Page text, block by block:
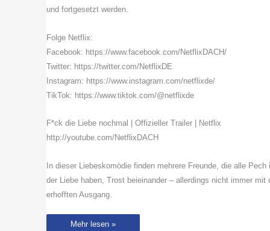
und fortgesetzt werden.
Folge Netflix:
Facebook: https://www.facebook.com/NetflixDACH/
Twitter: https://twitter.com/NetflixDE
Instagram: https://www.instagram.com/netflixde/
TikTok: https://www.tiktok.com/@netflixde
F*ck die Liebe nochmal | Offizieller Trailer | Netflix
http://youtube.com/NetflixDACH
In dieser Liebeskomödie finden mehrere Freunde, die alle Pech
der Liebe haben, Trost beieinander – allerdings nicht immer mit
erhofften Ausgang.
F*ck
Mehr lesen »